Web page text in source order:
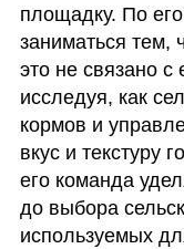
площадку. По
заниматься тем,
это не связано с
исследуя, как
кормов и
вкус и текстуру
его команда
до выбора
используемых